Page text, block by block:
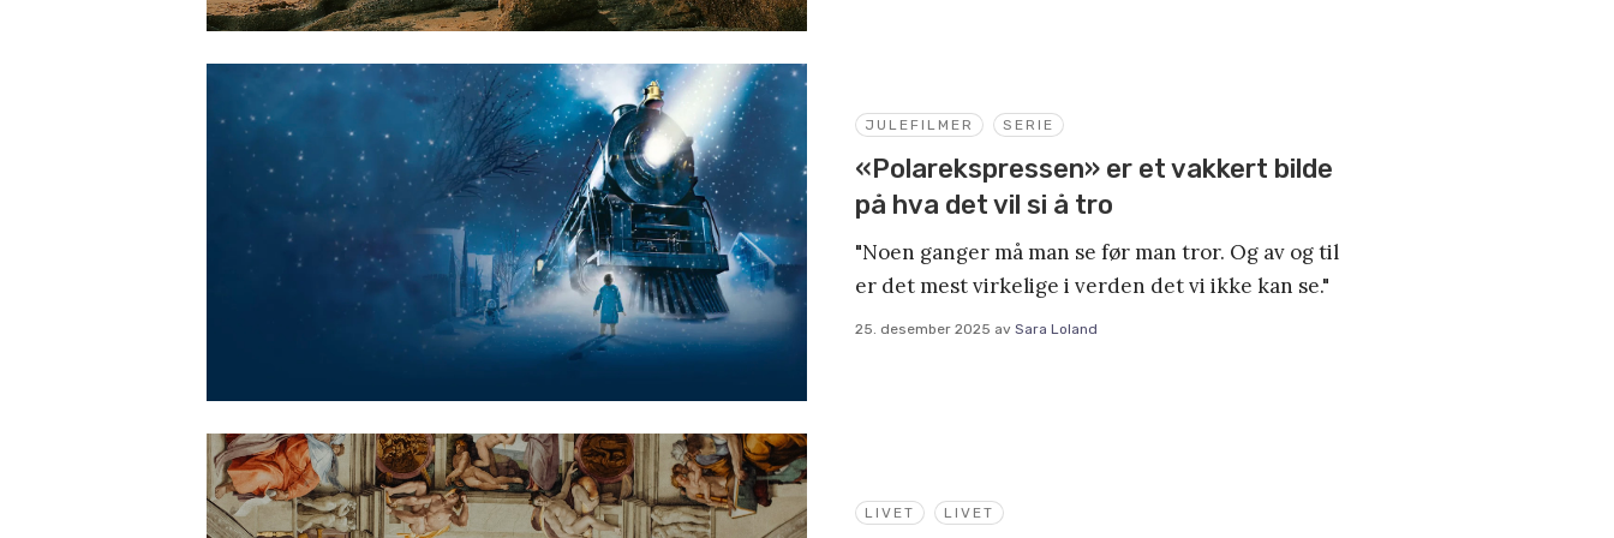
JULEFILMER SERIE
«Polarekspressen» er et vakkert bilde
på hva det vil si å tro
"Noen ganger må man se før man tror. Og av og til
er det mest virkelige i verden det vi ikke kan se."
25. desember 2025 av Sara Loland
LIVET LIVET